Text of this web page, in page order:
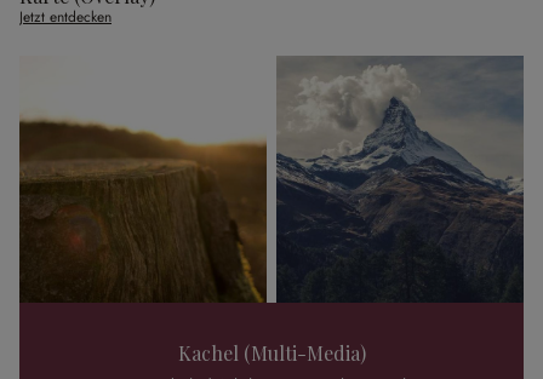
Jetzt entdecken
Kachel (Multi-Media)